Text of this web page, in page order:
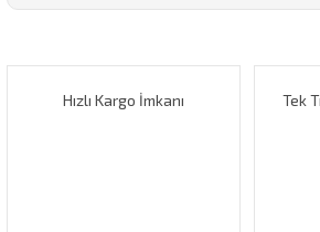
Görüş ve önerileriniz için teşekkür ederiz.
Hızlı Kargo İmkanı Tek